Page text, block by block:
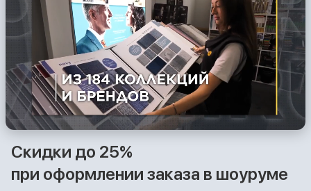
Скидки до 25%
при оформлении заказа в шоуруме